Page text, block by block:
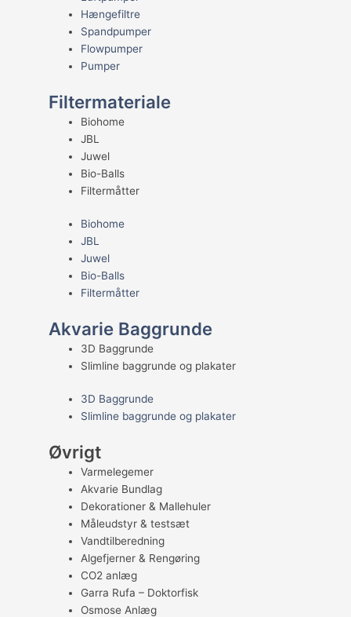
Hængefiltre
Spandpumper
Flowpumper
Pumper
Filtermateriale
Biohome
JBL
Juwel
Bio-Balls
Filtermåtter
Biohome
JBL
Juwel
Bio-Balls
Filtermåtter
Akvarie Baggrunde
3D Baggrunde
Slimline baggrunde og plakater
3D Baggrunde
Slimline baggrunde og plakater
Øvrigt
Varmelegemer
Akvarie Bundlag
Dekorationer & Mallehuler
Måleudstyr & testsæt
Vandtilberedning
Algefjerner & Rengøring
CO2 anlæg
Garra Rufa – Doktorfisk
Osmose Anlæg